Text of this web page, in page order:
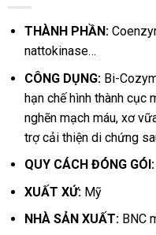
THÀNH PHẦN:
nattokinase…
CÔNG DỤNG:Bi-
hạn chế hình thành cục
nghẽn mạch máu, xơ
trợ cải thiện di chứng
QUY CÁCH ĐÓNG GÓI:
XUẤT XỨ:Mỹ
NHÀ SẢN XUẤT:BNC